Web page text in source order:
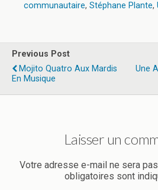
communautaire, Stéphane Plante,
Previous Post
Mojito Quatro Aux Mardis
En Musique
Une
Laisser un
Votre adresse e-mail ne sera
obligatoires sont